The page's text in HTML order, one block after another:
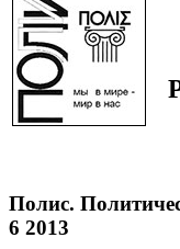
Полис.
6 2013